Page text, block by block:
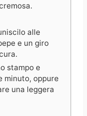
alle
e un giro
stampo e
minuto, oppure
una leggera